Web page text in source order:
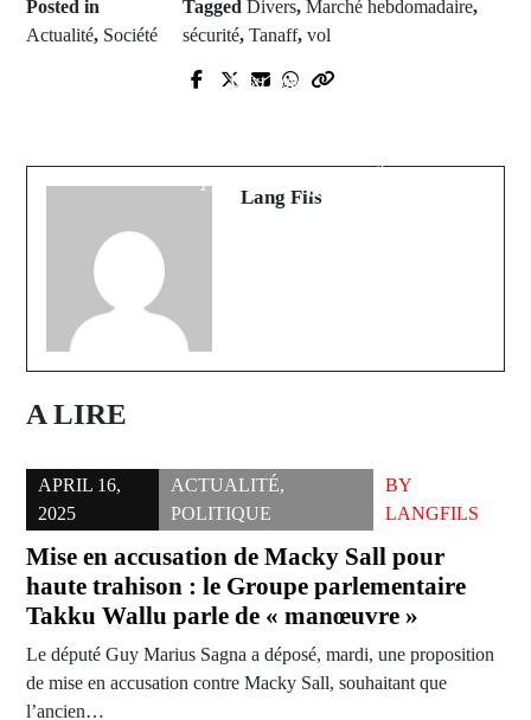
Posted in
Actualité, Société
TaggedDivers,Marché hebdomadaire,
sécurité,Tanaff,vol
Prev Post
Next Post
Asc Garage
Lang Fils
A LIRE
APRIL 16,
2025
ACTUALITÉ,
POLITIQUE
BY
LANGFILS
Mise en accusation de Macky Sall pour
haute trahison : le Groupe parlementaire
Takku Wallu parle de « manœuvre »
Le député Guy Marius Sagna a déposé, mardi, une proposition
de mise en accusation contre Macky Sall, souhaitant que
l’ancien…